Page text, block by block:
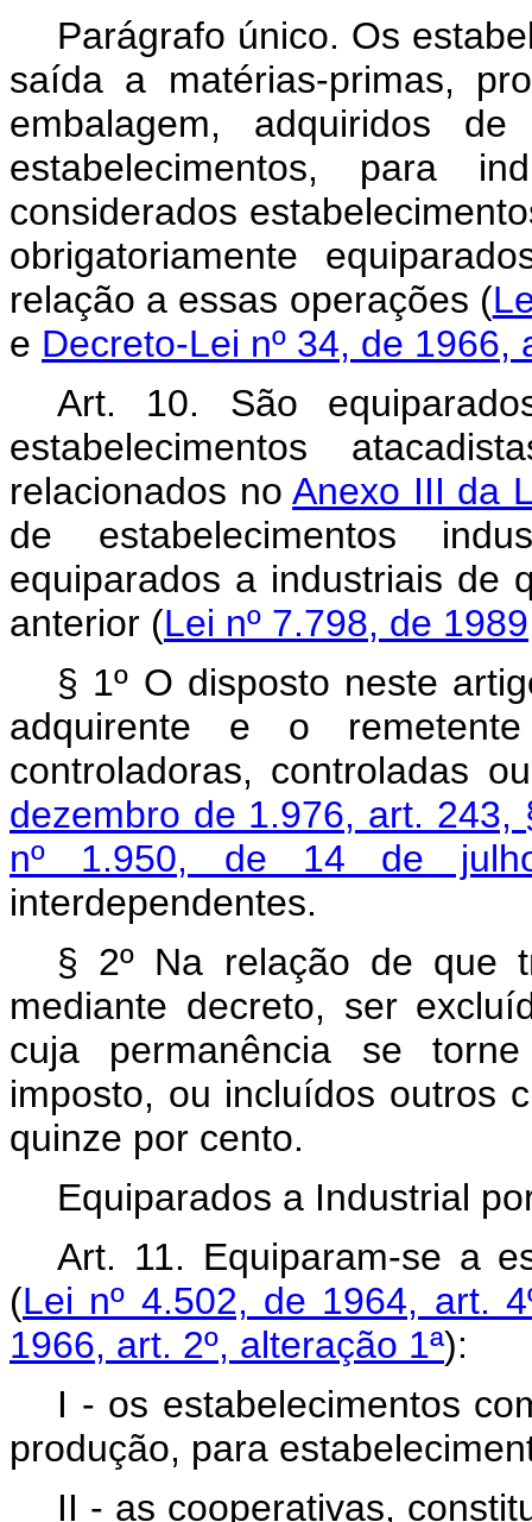
Parágrafo único. Os
saída a matérias-primas,
embalagem, adquiridos
estabelecimentos, para
considerados
obrigatoriamente
relação a essas operações (
e Decreto-Lei nº 34, de 1966,
Art. 10. São
estabelecimentos
relacionados noAnexo III da
de estabelecimentos
equiparados a industriais de
anterior (Lei nº 7.798, de
§ 1º O disposto neste
adquirente e o
controladoras, controladas
dezembro de 1.976, art. 243,
nº 1.950, de 14 de
interdependentes.
§ 2º Na relação de que
mediante decreto, ser
cuja permanência se
imposto, ou incluídos outros
quinze por cento.
Equiparados a Industrial
Art. 11. Equiparam-se a
(Lei nº 4.502, de 1964, art.
1966, art. 2º, alteração 1ª):
I - os estabelecimentos
produção, para
II - as cooperativas,